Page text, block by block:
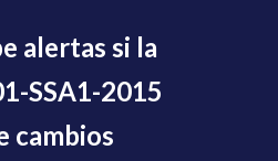
alertas si la
SSA1-2015
cambios